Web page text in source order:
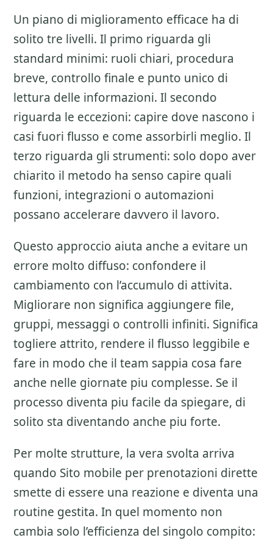
Un piano di miglioramento efficace ha di
solito tre livelli. Il primo riguarda gli
standard minimi: ruoli chiari, procedura
breve, controllo finale e punto unico di
lettura delle informazioni. Il secondo
riguarda le eccezioni: capire dove nascono i
casi fuori flusso e come assorbirli meglio. Il
terzo riguarda gli strumenti: solo dopo aver
chiarito il metodo ha senso capire quali
funzioni, integrazioni o automazioni
possano accelerare davvero il lavoro.
Questo approccio aiuta anche a evitare un
errore molto diffuso: confondere il
cambiamento con l’accumulo di attivita.
Migliorare non significa aggiungere file,
gruppi, messaggi o controlli infiniti. Significa
togliere attrito, rendere il flusso leggibile e
fare in modo che il team sappia cosa fare
anche nelle giornate piu complesse. Se il
processo diventa piu facile da spiegare, di
solito sta diventando anche piu forte.
Per molte strutture, la vera svolta arriva
quando Sito mobile per prenotazioni dirette
smette di essere una reazione e diventa una
routine gestita. In quel momento non
cambia solo l’efficienza del singolo compito: